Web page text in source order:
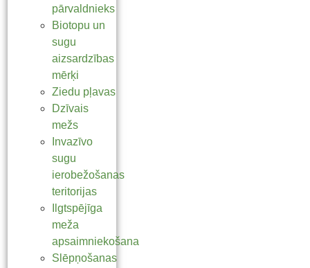
pārvaldnieks
Biotopu un
sugu
aizsardzības
mērķi
Ziedu pļavas
Dzīvais
mežs
Invazīvo
sugu
ierobežošanas
teritorijas
Ilgtspējīga
meža
apsaimniekošana
Slēpņošanas